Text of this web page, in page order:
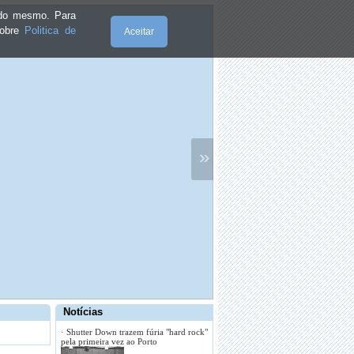
mesmo. Para
Politica de
Aceitar
»
Notícias
Estudantes universitários oferecem